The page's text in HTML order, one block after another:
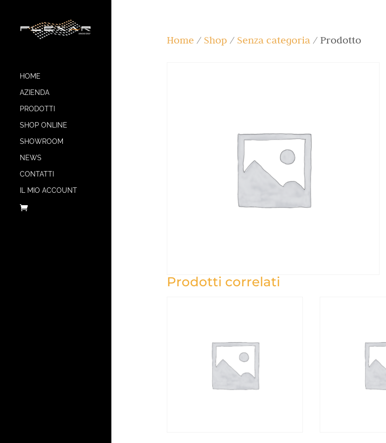
HOME
AZIENDA
PRODOTTI
SHOP ONLINE
SHOWROOM
NEWS
CONTATTI
IL MIO ACCOUNT
Home / Shop / Senza categoria/ Prodotto
Prodotti correlati